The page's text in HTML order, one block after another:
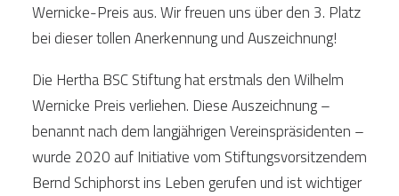
Unterstützer
Spenden
Wernicke-Preis aus. Wir freuen uns über den 3. Platz
bei dieser tollen Anerkennung und Auszeichnung!
Die Hertha BSC Stiftung hat erstmals den Wilhelm
Wernicke Preis verliehen. Diese Auszeichnung –
benannt nach dem langjährigen Vereinspräsidenten –
wurde 2020 auf Initiative vom Stiftungsvorsitzendem
Bernd Schiphorst ins Leben gerufen und ist wichtiger